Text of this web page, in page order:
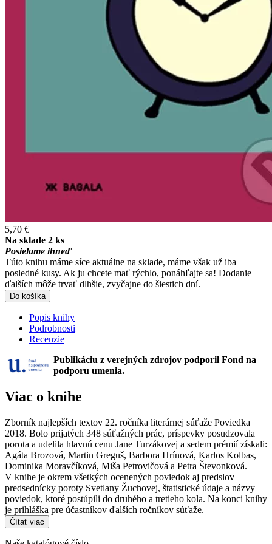
5,70 €
Na sklade 2 ks
Posielame ihneď
Túto knihu máme síce aktuálne na sklade, máme však už iba
posledné kusy. Ak ju chcete mať rýchlo, ponáhľajte sa! Dodanie
ďalších môže trvať dlhšie, zvyčajne do šiestich dní.
Do košíka
Popis knihy
Podrobnosti
Recenzie
Publikáciu z verejných zdrojov podporil Fond na
podporu umenia.
Viac o knihe
Zborník najlepších textov 22. ročníka literárnej súťaže Poviedka
2018. Bolo prijatých 348 súťažných prác, príspevky posudzovala
porota a udelila hlavnú cenu Jane Turzákovej a sedem prémií získali:
Agáta Brozová, Martin Greguš, Barbora Hrínová, Karlos Kolbas,
Dominika Moravčíková, Miša Petrovičová a Petra Števonková.
V knihe je okrem všetkých ocenených poviedok aj predslov
predsednícky poroty Svetlany Žuchovej, štatistické údaje a názvy
poviedok, ktoré postúpili do druhého a tretieho kola. Na konci knihy
je prihláška pre účastníkov ďalších ročníkov súťaže.
Čítať viac